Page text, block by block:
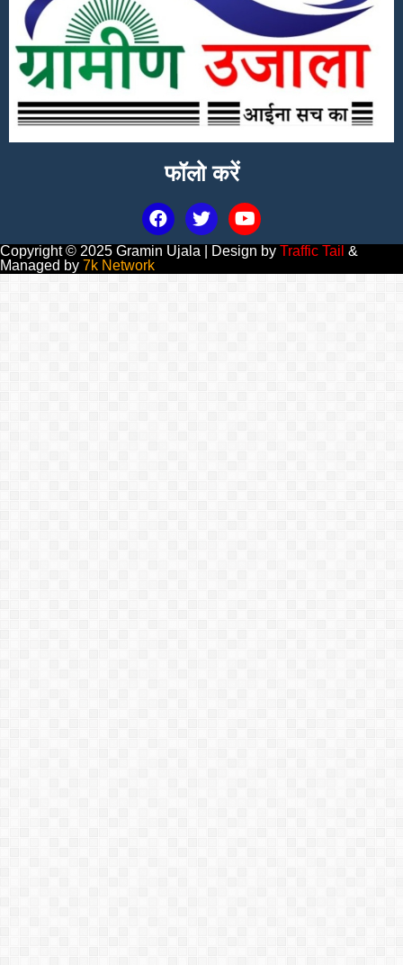
फॉलो करें
Copyright © 2025 Gramin Ujala | Design by Traffic Tail &
Managed by 7k Network